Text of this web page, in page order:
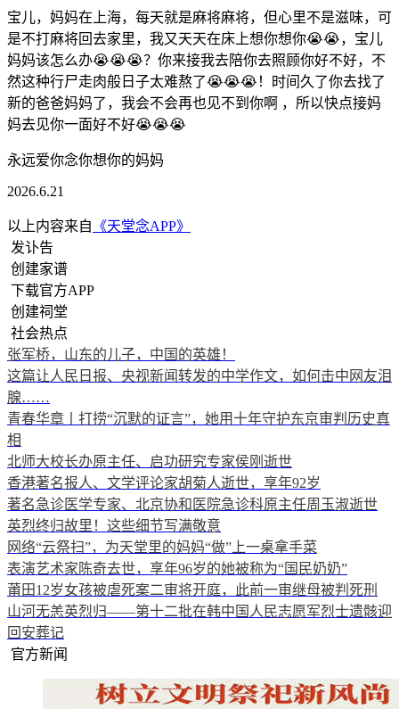
宝儿，妈妈在上海，每天就是麻将麻将，但心里不是滋味，可
是不打麻将回去家里，我又天天在床上想你想你😭😭，宝儿
妈妈该怎么办😭😭😭？你来接我去陪你去照顾你好不好，不
然这种行尸走肉般日子太难熬了😭😭😭！时间久了你去找了
新的爸爸妈妈了，我会不会再也见不到你啊 ，所以快点接妈
妈去见你一面好不好😭😭😭
永远爱你念你想你的妈妈
2026.6.21
以上内容来自 《天堂念APP》
发讣告
创建家谱
下载官方APP
创建祠堂
社会热点
张军桥，山东的儿子，中国的英雄！
这篇让人民日报、央视新闻转发的中学作文，如何击中网友泪
腺……
青春华章丨打捞“沉默的证言”，她用十年守护东京审判历史真
相
北师大校长办原主任、启功研究专家侯刚逝世
香港著名报人、文学评论家胡菊人逝世，享年92岁
著名急诊医学专家、北京协和医院急诊科原主任周玉淑逝世
英烈终归故里！这些细节写满敬意
网络“云祭扫”，为天堂里的妈妈“做”上一桌拿手菜
表演艺术家陈奇去世，享年96岁的她被称为“国民奶奶”
莆田12岁女孩被虐死案二审将开庭，此前一审继母被判死刑
山河无恙英烈归——第十二批在韩中国人民志愿军烈士遗骸迎
回安葬记
官方新闻